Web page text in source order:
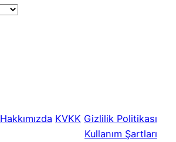
Hakkımızda KVKK Gizlilik Politikası
Kullanım Şartları